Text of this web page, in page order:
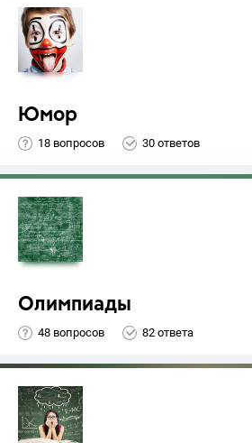
Юмор
18 вопросов 30 ответов
Олимпиады
48 вопросов 82 ответа